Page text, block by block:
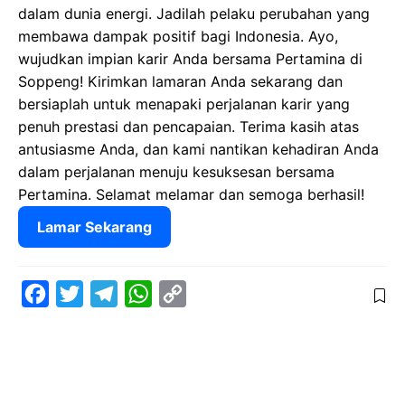
dalam dunia energi. Jadilah pelaku perubahan yang
membawa dampak positif bagi Indonesia. Ayo,
wujudkan impian karir Anda bersama Pertamina di
Soppeng! Kirimkan lamaran Anda sekarang dan
bersiaplah untuk menapaki perjalanan karir yang
penuh prestasi dan pencapaian. Terima kasih atas
antusiasme Anda, dan kami nantikan kehadiran Anda
dalam perjalanan menuju kesuksesan bersama
Pertamina. Selamat melamar dan semoga berhasil!
Lamar Sekarang
W